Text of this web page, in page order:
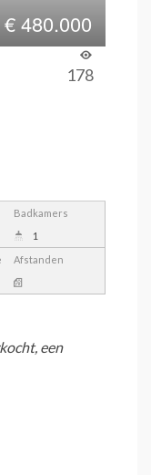
€480.000
178
Badkamers
1
Afstanden
een